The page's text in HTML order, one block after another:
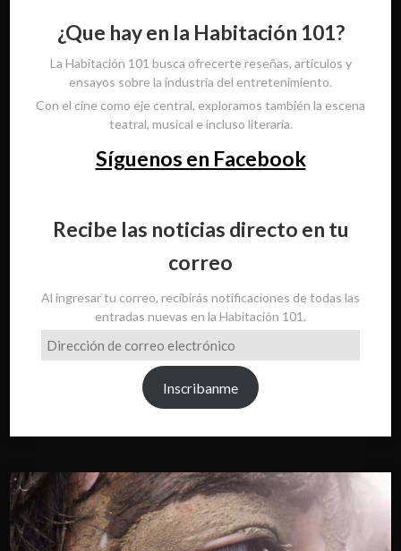
¿Que hay en la Habitación 101?
La Habitación 101 busca ofrecerte reseñas, artículos y
ensayos sobre la industria del entretenimiento.
Con el cine como eje central, exploramos también la escena
teatral, musical e incluso literaria.
Síguenos en Facebook
Recibe las noticias directo en tu
correo
Al ingresar tu correo, recibirás notificaciones de todas las
entradas nuevas en la Habitación 101.
Dirección
de
Inscribanme